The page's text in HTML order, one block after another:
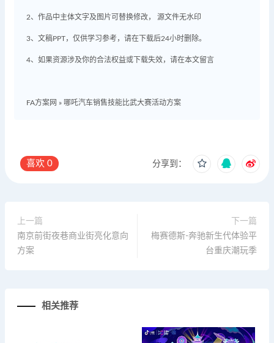
2、作品中主体文字及图片可替换修改， 源文件无水印
3、文稿PPT，仅供学习参考，请在下载后24小时删除。
4、如果资源涉及你的合法权益或下载失效，请在本文留言
FA方案网 » 哪吒汽车销售技能比武大赛活动方案
喜欢 0 分享到：
上一篇
南京前街夜巷商业街亮化意向
方案
下一篇
梅赛德斯-奔驰新生代体验平
台重庆潮玩季
相关推荐